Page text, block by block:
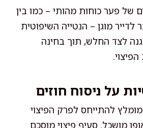
של פער כוחות מהותי – כמו בין
לדייר מוגן – הנטייה השיפוטית
לצד החלש, תוך בחינה
על ניסוח חוזים
להתייחס לפרק הפיצוי
מושכל. סעיף פיצוי מוסכם